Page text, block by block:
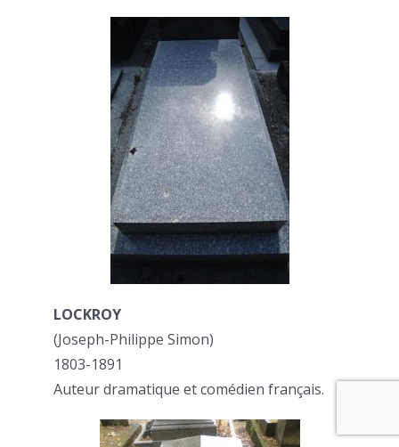
LOCKROY
(Joseph-Philippe Simon)
1803-1891
Auteur dramatique et comédien français.